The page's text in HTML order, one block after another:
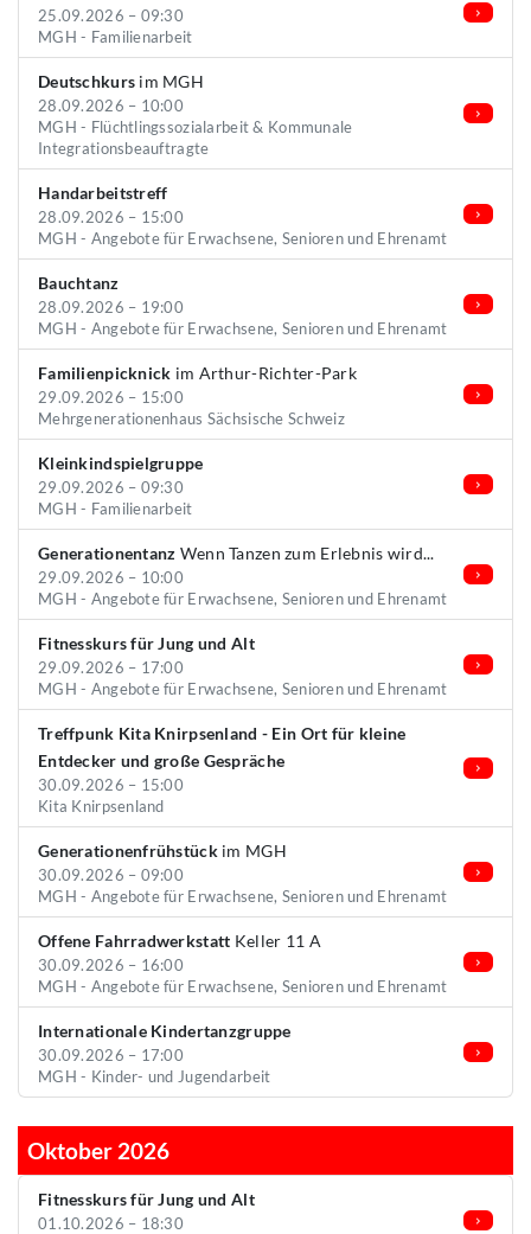
25.09.2026 – 09:30
MGH - Familienarbeit
Deutschkurs im MGH
28.09.2026 – 10:00
MGH - Flüchtlingssozialarbeit & Kommunale
Integrationsbeauftragte
Handarbeitstreff
28.09.2026 – 15:00
MGH - Angebote für Erwachsene, Senioren und Ehrenamt
Bauchtanz
28.09.2026 – 19:00
MGH - Angebote für Erwachsene, Senioren und Ehrenamt
Familienpicknick im Arthur-Richter-Park
29.09.2026 – 15:00
Mehrgenerationenhaus Sächsische Schweiz
Kleinkindspielgruppe
29.09.2026 – 09:30
MGH - Familienarbeit
Generationentanz Wenn Tanzen zum Erlebnis wird...
29.09.2026 – 10:00
MGH - Angebote für Erwachsene, Senioren und Ehrenamt
Fitnesskurs für Jung und Alt
29.09.2026 – 17:00
MGH - Angebote für Erwachsene, Senioren und Ehrenamt
Treffpunk Kita Knirpsenland - Ein Ort für kleine
Entdecker und große Gespräche
30.09.2026 – 15:00
Kita Knirpsenland
Generationenfrühstückim MGH
30.09.2026 – 09:00
MGH - Angebote für Erwachsene, Senioren und Ehrenamt
Offene Fahrradwerkstatt Keller 11 A
30.09.2026 – 16:00
MGH - Angebote für Erwachsene, Senioren und Ehrenamt
Internationale Kindertanzgruppe
30.09.2026 – 17:00
MGH - Kinder- und Jugendarbeit
Oktober 2026
Fitnesskurs für Jung und Alt
01.10.2026 – 18:30